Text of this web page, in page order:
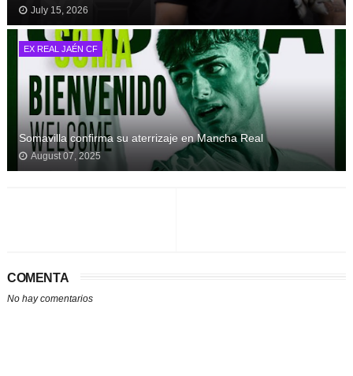
July 15, 2026
EX REAL JAÉN CF
Somavilla confirma su aterrizaje en Mancha Real
August 07, 2025
COMENTA
No hay comentarios